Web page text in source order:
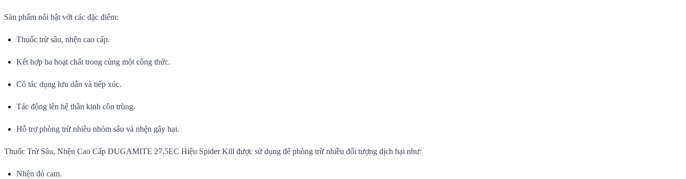
Sản phẩm nổi bật với các đặc điểm:
Thuốc trừ sâu, nhện cao cấp.
Kết hợp ba hoạt chất trong cùng một công thức.
Có tác dụng lưu dẫn và tiếp xúc.
Tác động lên hệ thần kinh côn trùng.
Hỗ trợ phòng trừ nhiều nhóm sâu và nhện gây hại.
Thuốc Trừ Sâu, Nhện Cao Cấp DUGAMITE 27,5EC Hiệu Spider Kill được sử dụng để phòng trừ nhiều đối tượng dịch hại như:
Nhện đỏ cam.